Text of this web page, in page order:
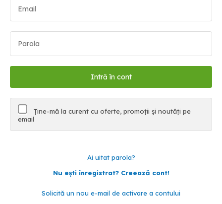
Ține-mă la curent cu oferte, promoții și noutăți pe
email
Ai uitat parola?
Nu ești înregistrat? Creează cont!
Solicită un nou e-mail de activare a contului